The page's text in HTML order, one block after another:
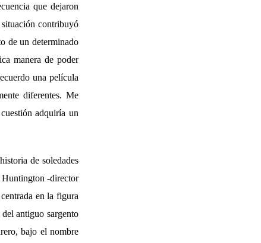
que dejaron
situación contribuyó
de un determinado
manera de poder
una película
diferentes. Me
adquiría un
de soledades
-director
en la figura
antiguo sargento
bajo el nombre